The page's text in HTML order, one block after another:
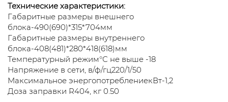
Технические характеристики:
Габаритные размеры внешнего
блока-490(690)*315*704мм
Габаритные размеры внутреннего
блока-408(481)*280*418(618)мм
Температурный режим°С не выше -18
Напряжение в сети, в/ф/гц220/1/50
Maксимальное энергопотреблениекВт-1,2
Доза заправки R404, кг 0.50